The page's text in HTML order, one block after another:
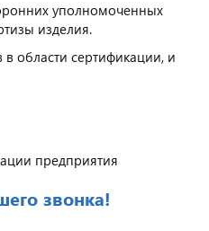
уполномоченных
изделия.
области сертификации, и
предприятия
звонка!